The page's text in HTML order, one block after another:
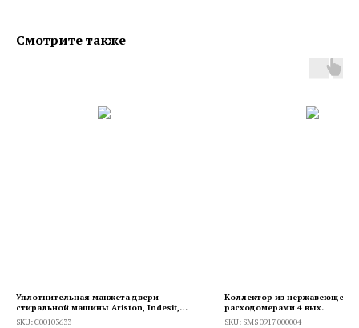
Смотрите также
Уплотнительная манжета двери
стиральной машины Ariston, Indesit,
Whirlpool 103633, C00103633
SKU:C00103633
Коллектор из нержавеющей
расходомерами 4 вых.
SKU: SMS 0917 000004